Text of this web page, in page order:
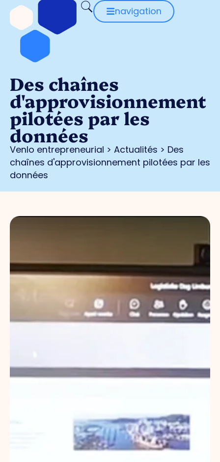
navigation
Des chaînes
d'approvisionnement
pilotées par les
données
Venlo entrepreneurial > Actualités > Des
chaînes d'approvisionnement pilotées par les
données